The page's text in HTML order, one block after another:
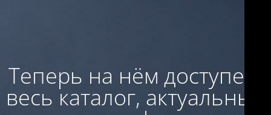
Теперь на нём доступен:
весь каталог, актуальные